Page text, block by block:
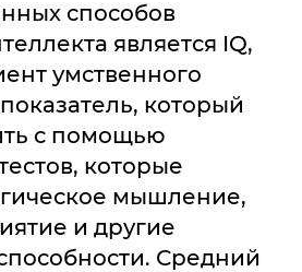
способов
является IQ,
умственного
который
с помощью
которые
мышление,
и другие
Средний